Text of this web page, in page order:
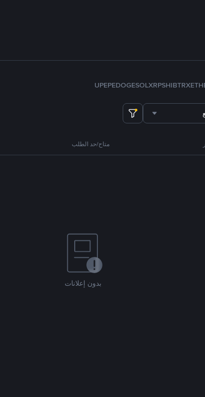
ETH
TRX
SHIB
XRP
SOL
DOGE
PEPE
U
متاح/حد الطلب
بدون إعلانات